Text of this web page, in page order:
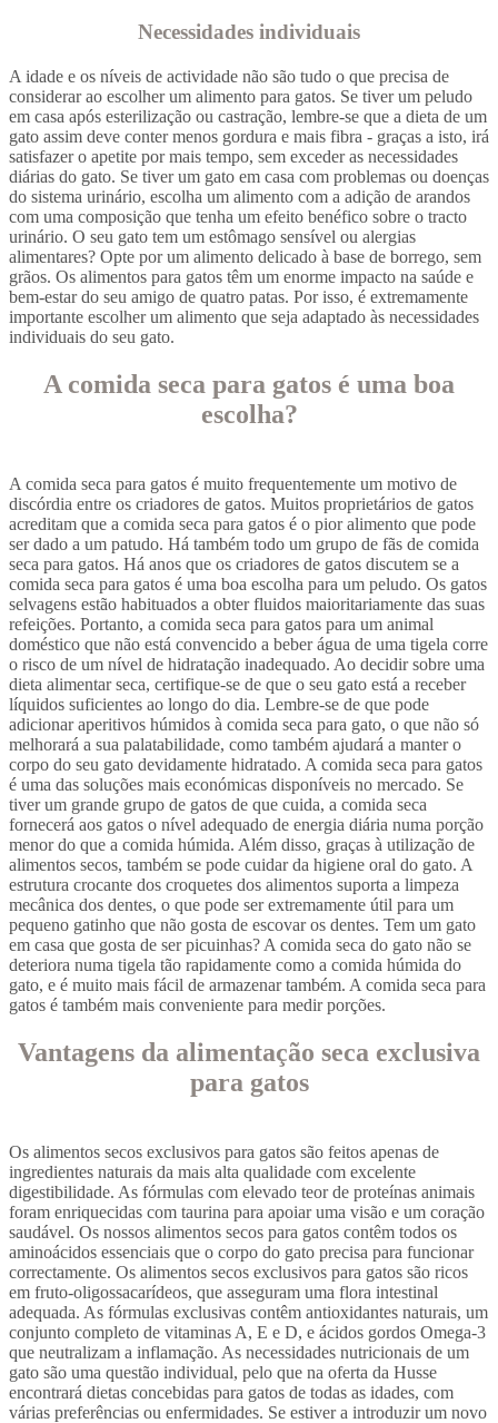
Necessidades individuais
A idade e os níveis de actividade não são tudo o que precisa de
considerar ao escolher um alimento para gatos. Se tiver um peludo
em casa após esterilização ou castração, lembre-se que a dieta de um
gato assim deve conter menos gordura e mais fibra - graças a isto, irá
satisfazer o apetite por mais tempo, sem exceder as necessidades
diárias do gato. Se tiver um gato em casa com problemas ou doenças
do sistema urinário, escolha um alimento com a adição de arandos
com uma composição que tenha um efeito benéfico sobre o tracto
urinário. O seu gato tem um estômago sensível ou alergias
alimentares? Opte por um alimento delicado à base de borrego, sem
grãos. Os alimentos para gatos têm um enorme impacto na saúde e
bem-estar do seu amigo de quatro patas. Por isso, é extremamente
importante escolher um alimento que seja adaptado às necessidades
individuais do seu gato.
A comida seca para gatos é uma boa
escolha?
A comida seca para gatos é muito frequentemente um motivo de
discórdia entre os criadores de gatos. Muitos proprietários de gatos
acreditam que a comida seca para gatos é o pior alimento que pode
ser dado a um patudo. Há também todo um grupo de fãs de comida
seca para gatos. Há anos que os criadores de gatos discutem se a
comida seca para gatos é uma boa escolha para um peludo. Os gatos
selvagens estão habituados a obter fluidos maioritariamente das suas
refeições. Portanto, a comida seca para gatos para um animal
doméstico que não está convencido a beber água de uma tigela corre
o risco de um nível de hidratação inadequado. Ao decidir sobre uma
dieta alimentar seca, certifique-se de que o seu gato está a receber
líquidos suficientes ao longo do dia. Lembre-se de que pode
adicionar aperitivos húmidos à comida seca para gato, o que não só
melhorará a sua palatabilidade, como também ajudará a manter o
corpo do seu gato devidamente hidratado. A comida seca para gatos
é uma das soluções mais económicas disponíveis no mercado. Se
tiver um grande grupo de gatos de que cuida, a comida seca
fornecerá aos gatos o nível adequado de energia diária numa porção
menor do que a comida húmida. Além disso, graças à utilização de
alimentos secos, também se pode cuidar da higiene oral do gato. A
estrutura crocante dos croquetes dos alimentos suporta a limpeza
mecânica dos dentes, o que pode ser extremamente útil para um
pequeno gatinho que não gosta de escovar os dentes. Tem um gato
em casa que gosta de ser picuinhas? A comida seca do gato não se
deteriora numa tigela tão rapidamente como a comida húmida do
gato, e é muito mais fácil de armazenar também. A comida seca para
gatos é também mais conveniente para medir porções.
Vantagens da alimentação seca exclusiva
para gatos
Os alimentos secos exclusivos para gatos são feitos apenas de
ingredientes naturais da mais alta qualidade com excelente
digestibilidade. As fórmulas com elevado teor de proteínas animais
foram enriquecidas com taurina para apoiar uma visão e um coração
saudável. Os nossos alimentos secos para gatos contêm todos os
aminoácidos essenciais que o corpo do gato precisa para funcionar
correctamente. Os alimentos secos exclusivos para gatos são ricos
em fruto-oligossacarídeos, que asseguram uma flora intestinal
adequada. As fórmulas exclusivas contêm antioxidantes naturais, um
conjunto completo de vitaminas A, E e D, e ácidos gordos Omega-3
que neutralizam a inflamação. As necessidades nutricionais de um
gato são uma questão individual, pelo que na oferta da Husse
encontrará dietas concebidas para gatos de todas as idades, com
várias preferências ou enfermidades. Se estiver a introduzir um novo